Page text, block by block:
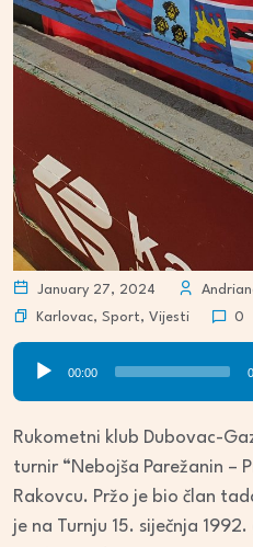
January 27, 2024
Karlovac, Sport, Vijesti 0
Audio
Player
00:00
Rukometni klub Dubovac-
turnir “Nebojša Parežanin –
Rakovcu. Pržo je bio član
je na Turnju 15. siječnja